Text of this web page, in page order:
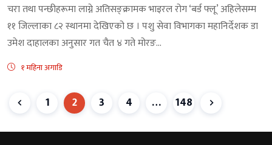
चरा तथा पन्छीहरूमा लाग्ने अतिसङ्क्रामक भाइरल रोग ‘बर्ड फ्लू’ अहिलेसम्म
११ जिल्लाका ८२ स्थानमा देखिएको छ । पशु सेवा विभागका महानिर्देशक डा
उमेश दाहालका अनुसार गत चैत ४ गते मोरङ...
१ महिना अगाडि
1 2 3 4 … 148